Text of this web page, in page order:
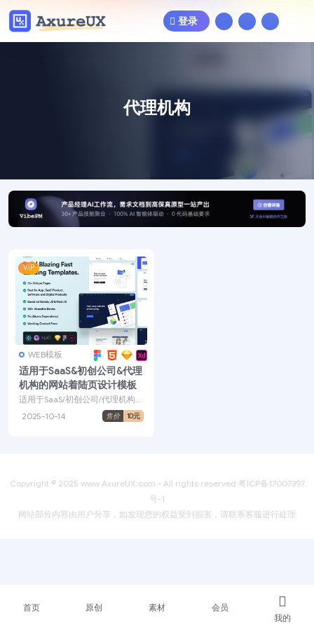
登录
代理机构
VIP
WEB模板
适用于SaaS&初创公司&代理
机构的网站着陆页设计模板
适用于SaaS/初创公司/代理机构的
网站着陆页设计模板，使用 Reac
t、Gat...
2025-10-14 售价 10元
Copyright © 2025 www.AxureUX.com - All rights reserved 粤ICP备17007397
号-1
网站部分内容由用户分享，如发现您的权益受到损害，请联系客服进行处理
首页 原创 素材
会员
我的